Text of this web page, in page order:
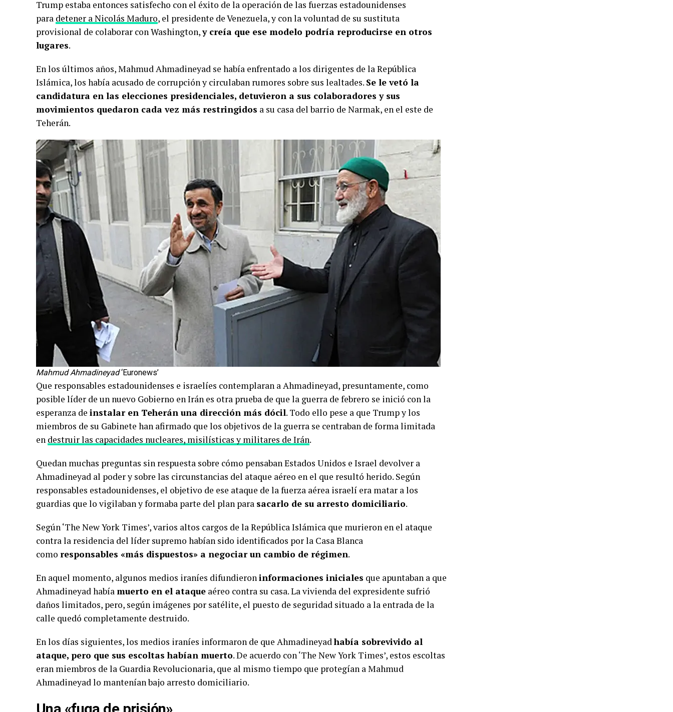
Trump estaba entonces satisfecho con el éxito de la operación de las fuerzas estadounidenses
para detener a Nicolás Maduro, el presidente de Venezuela, y con la voluntad de su sustituta
provisional de colaborar con Washington,y creía que ese modelo podría reproducirse en otros
lugares.
En los últimos años, Mahmud Ahmadineyad se había enfrentado a los dirigentes de la República
Islámica, los había acusado de corrupción y circulaban rumores sobre sus lealtades. Se le vetó la
candidatura en las elecciones presidenciales, detuvieron a sus colaboradores y sus
movimientos quedaron cada vez más restringidos a su casa del barrio de Narmak, en el este de
Teherán.
Mahmud Ahmadineyad‘Euronews’
Que responsables estadounidenses e israelíes contemplaran a Ahmadineyad, presuntamente, como
posible líder de un nuevo Gobierno en Irán es otra prueba de que la guerra de febrero se inició con la
esperanza de instalar en Teherán una dirección más dócil. Todo ello pese a que Trump y los
miembros de su Gabinete han afirmado que los objetivos de la guerra se centraban de forma limitada
en destruir las capacidades nucleares, misilísticas y militares de Irán.
Quedan muchas preguntas sin respuesta sobre cómo pensaban Estados Unidos e Israel devolver a
Ahmadineyad al poder y sobre las circunstancias del ataque aéreo en el que resultó herido. Según
responsables estadounidenses, el objetivo de ese ataque de la fuerza aérea israelí era matar a los
guardias que lo vigilaban y formaba parte del plan para sacarlo de su arresto domiciliario.
Según ‘The New York Times’, varios altos cargos de la República Islámica que murieron en el ataque
contra la residencia del líder supremo habían sido identificados por la Casa Blanca
como responsables «más dispuestos» a negociar un cambio de régimen.
En aquel momento, algunos medios iraníes difundieroninformaciones iniciales que apuntaban a que
Ahmadineyad habíamuerto en el ataque aéreo contra su casa. La vivienda del expresidente sufrió
daños limitados, pero, según imágenes por satélite, el puesto de seguridad situado a la entrada de la
calle quedó completamente destruido.
En los días siguientes, los medios iraníes informaron de que Ahmadineyadhabía sobrevivido al
ataque, pero que sus escoltas habían muerto. De acuerdo con ‘The New York Times’, estos escoltas
eran miembros de la Guardia Revolucionaria, que al mismo tiempo que protegían a Mahmud
Ahmadineyad lo mantenían bajo arresto domiciliario.